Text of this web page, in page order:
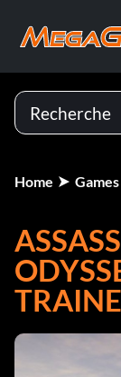
Home Games